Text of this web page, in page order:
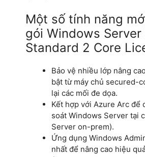
Một số tính năng
gói Windows
Standard 2 Core
Bảo vệ nhiều lớp nâng
bật từ máy chủ secured-
lại các mối đe dọa.
Kết hợp với Azure Arc để
soát Windows Server tại
Server on-prem).
Ứng dụng Windows
nhất để nâng cao hiệu